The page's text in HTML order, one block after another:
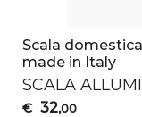
Scala
made in Italy
SCALA
€ 32,00